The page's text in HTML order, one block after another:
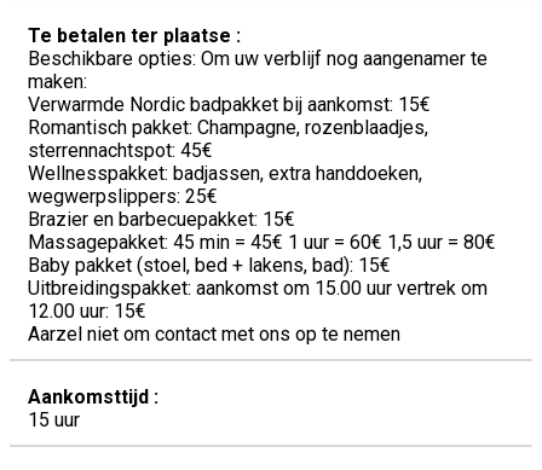
Te betalen ter plaatse :
Beschikbare opties: Om uw verblijf nog aangenamer te
maken:
Verwarmde Nordic badpakket bij aankomst: 15€
Romantisch pakket: Champagne, rozenblaadjes,
sterrennachtspot: 45€
Wellnesspakket: badjassen, extra handdoeken,
wegwerpslippers: 25€
Brazier en barbecuepakket: 15€
Massagepakket: 45 min = 45€ 1 uur = 60€ 1,5 uur = 80€
Baby pakket (stoel, bed + lakens, bad): 15€
Uitbreidingspakket: aankomst om 15.00 uur vertrek om
12.00 uur: 15€
Aarzel niet om contact met ons op te nemen
Aankomsttijd :
15 uur